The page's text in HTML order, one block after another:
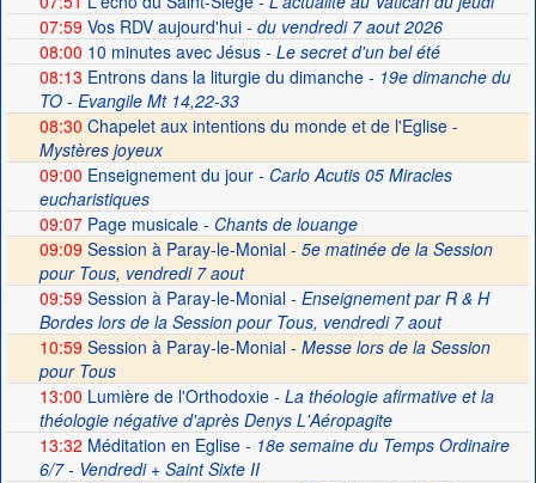
07:59Vos RDV aujourd'hui- du vendredi 7 aout 2026
08:00 10 minutes avec Jésus- Le secret d'un bel été
08:13 Entrons dans la liturgie du dimanche- 19e dimanche du
TO - Evangile Mt 14,22-33
08:30 Chapelet aux intentions du monde et de l'Eglise -
Mystères joyeux
09:00 Enseignement du jour- Carlo Acutis 05 Miracles
eucharistiques
09:07Page musicale- Chants de louange
09:09 Session à Paray-le-Monial - 5e matinée de la Session
pour Tous, vendredi 7 aout
09:59Session à Paray-le-Monial- Enseignement par R & H
Bordes lors de la Session pour Tous, vendredi 7 aout
10:59 Session à Paray-le-Monial - Messe lors de la Session
pour Tous
13:00 Lumière de l'Orthodoxie- La théologie afirmative et la
théologie négative d'après Denys L'Aéropagite
13:32 Méditation en Eglise- 18e semaine du Temps Ordinaire
6/7 - Vendredi + Saint Sixte II